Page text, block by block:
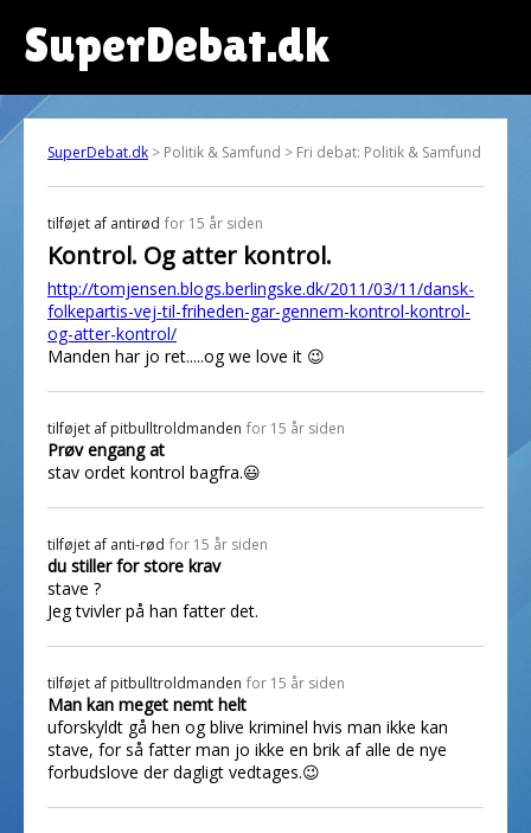
SuperDebat.dk
SuperDebat.dk > Politik & Samfund > Fri debat: Politik & Samfund
tilføjet af antirød for 15 år siden
Kontrol. Og atter kontrol.
http://tomjensen.blogs.berlingske.dk/2011/03/11/dansk-
folkepartis-vej-til-friheden-gar-gennem-kontrol-kontrol-
og-atter-kontrol/
Manden har jo ret.....og we love it 😉
tilføjet af pitbulltroldmanden for 15 år siden
Prøv engang at
stav ordet kontrol bagfra.😃
tilføjet af anti-rød for 15 år siden
du stiller for store krav
stave ?
Jeg tvivler på han fatter det.
tilføjet af pitbulltroldmanden for 15 år siden
Man kan meget nemt helt
uforskyldt gå hen og blive kriminel hvis man ikke kan
stave, for så fatter man jo ikke en brik af alle de nye
forbudslove der dagligt vedtages.😉